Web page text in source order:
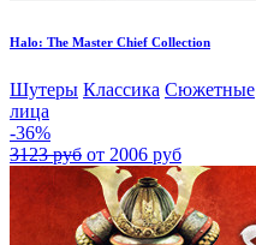
Halo: The Master Chief Collection
Шутеры Классика Сюжетные
лица
-36%
3123 руб от 2006 руб